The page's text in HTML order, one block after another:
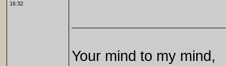
16:32
Your mind to my mind,